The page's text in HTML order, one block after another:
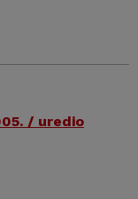
/ uredio